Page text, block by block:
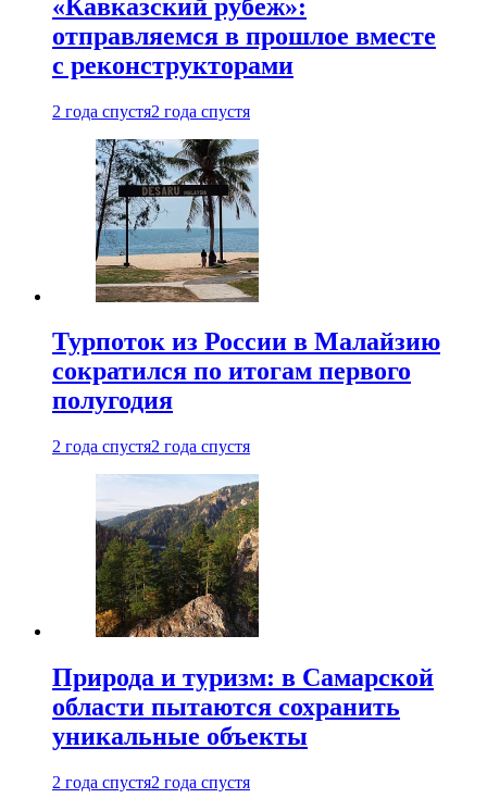
«Кавказский рубеж»:
отправляемся в прошлое вместе
с реконструкторами
2 года спустя2 года спустя
Турпоток из России в Малайзию
сократился по итогам первого
полугодия
2 года спустя2 года спустя
Природа и туризм: в Самарской
области пытаются сохранить
уникальные объекты
2 года спустя2 года спустя